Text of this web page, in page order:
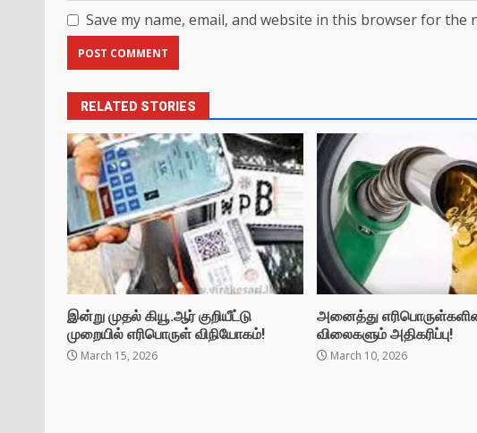
Save my name, email, and website in this browser for the
RELATED STORIES
இன்று முதல் கியூ.ஆர் குறியீட்டு
முறையில் எரிபொருள் விநியோகம்!
March 15, 2026
அனைத்து
விலைகளும் அதிகரிப்பு!
March 10, 2026